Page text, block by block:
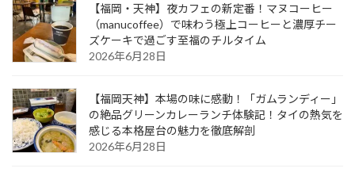
【福岡・天神】夜カフェの新定番！マヌコーヒー
（manucoffee）で味わう極上コーヒーと濃厚チー
ズケーキで過ごす至福のチルタイム
2026年6月28日
【福岡天神】本場の味に感動！「ガムランディー」
の絶品グリーンカレーランチ体験記！タイの熱気を
感じる本格屋台の魅力を徹底解剖
2026年6月28日